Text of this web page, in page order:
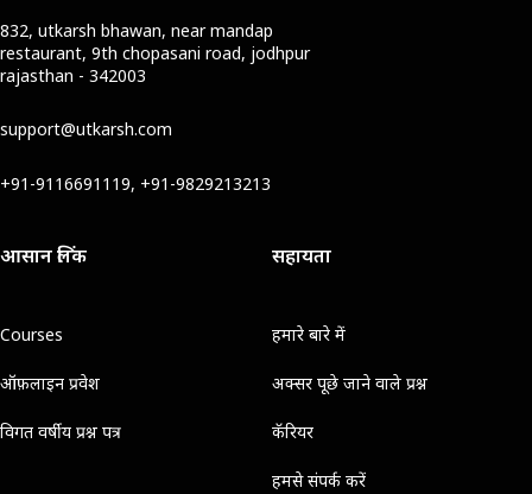
832, utkarsh bhawan, near mandap
restaurant, 9th chopasani road, jodhpur
rajasthan - 342003
support@utkarsh.com
+91-9116691119, +91-9829213213
आसान लिंक
Courses
ऑफ़लाइन प्रवेश
विगत वर्षीय प्रश्न पत्र
सहायता
हमारे बारे में
अक्सर पूछे जाने वाले प्रश्न
कॅरियर
हमसे संपर्क करें